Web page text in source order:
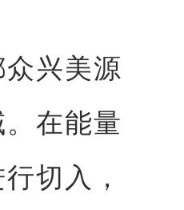
兴美源
在能量
切入，